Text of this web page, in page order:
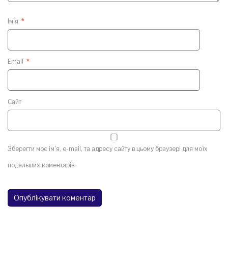
Ім'я *
Email *
Сайт
Зберегти моє ім'я, e-mail, та адресу сайту в цьому браузері для моїх
подальших коментарів.